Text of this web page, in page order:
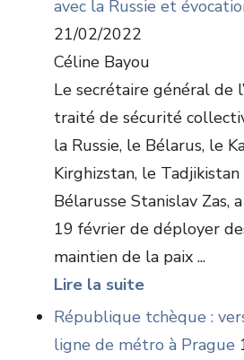
avec la Russie et
21/02/2022
Céline Bayou
Le secrétaire général de
traité de sécurité
la Russie, le Bélarus, le
Kirghizstan, le
Bélarusse Stanislav Zas,
19 février de déployer
maintien de la paix ...
Lire la suite
République tchèque :
ligne de métro à Prague